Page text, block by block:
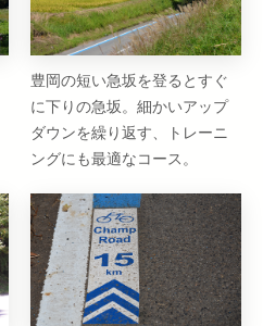
豊岡の短い急坂を登るとすぐ
に下りの急坂。細かいアップ
ダウンを繰り返す、トレーニ
ングにも最適なコース。